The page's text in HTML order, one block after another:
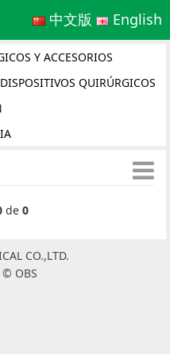
中文版 English
Y ACCESORIOS
DISPOSITIVOS QUIRÚRGICOS
de 0
CO.,LTD.
OBS